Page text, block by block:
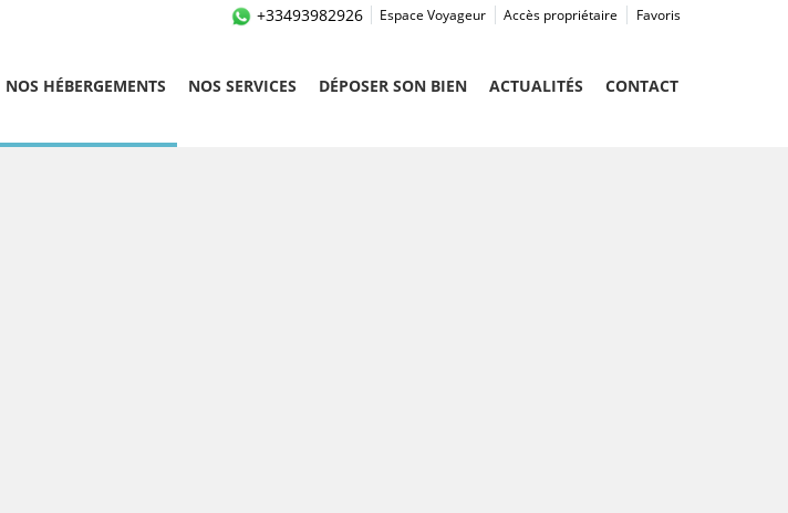
Favoris
Accès propriétaire
Espace Voyageur
+33493982926
NOS HÉBERGEMENTS NOS SERVICES DÉPOSER SON BIEN ACTUALITÉS CONTACT